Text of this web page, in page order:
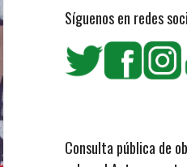
Síguenos en redes
Consulta pública de